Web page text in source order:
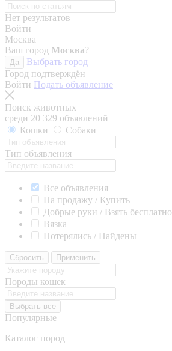
Нет результатов
Войти
Москва
Ваш город Москва?
Да
Выбрать город
Город подтверждён
Войти Подать объявление
Поиск животных
среди 20 329 объявлений
Кошки
Собаки
Тип объявления
Все объявления
На продажу / Купить
Добрые руки / Взять бесплатно
Вязка
Потерялись / Найдены
Сбросить Применить
Породы кошек
Выбрать все
Популярные
Каталог пород